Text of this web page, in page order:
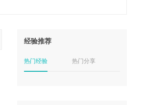
经验推荐
热门经验 热门分享